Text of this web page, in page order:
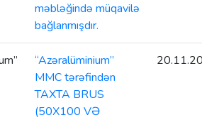
məbləğində müqavilə
bağlanmışdır.
“Azəralüminium”
MMC tərəfindən
TAXTA BRUS
(50X100 VƏ